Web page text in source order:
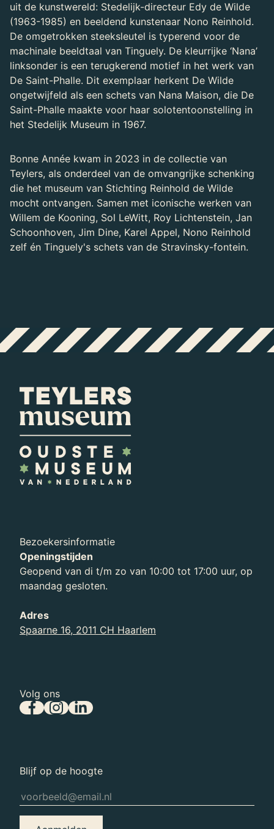
uit de kunstwereld: Stedelijk-directeur Edy de Wilde
(1963-1985) en beeldend kunstenaar Nono Reinhold.
De omgetrokken steeksleutel is typerend voor de
machinale beeldtaal van Tinguely. De kleurrijke ‘Nana’
linksonder is een terugkerend motief in het werk van
De Saint-Phalle. Dit exemplaar herkent De Wilde
ongetwijfeld als een schets van Nana Maison, die De
Saint-Phalle maakte voor haar solotentoonstelling in
het Stedelijk Museum in 1967.
Bonne Année kwam in 2023 in de collectie van
Teylers, als onderdeel van de omvangrijke schenking
die het museum van Stichting Reinhold de Wilde
mocht ontvangen. Samen met iconische werken van
Willem de Kooning, Sol LeWitt, Roy Lichtenstein, Jan
Schoonhoven, Jim Dine, Karel Appel, Nono Reinhold
zelf én Tinguely's schets van de Stravinsky-fontein.
Bezoekersinformatie
Openingstijden
Geopend van di t/m zo van 10:00 tot 17:00 uur, op
maandag gesloten.
Adres
Spaarne 16, 2011 CH Haarlem
Volg ons
Blijf op de hoogte